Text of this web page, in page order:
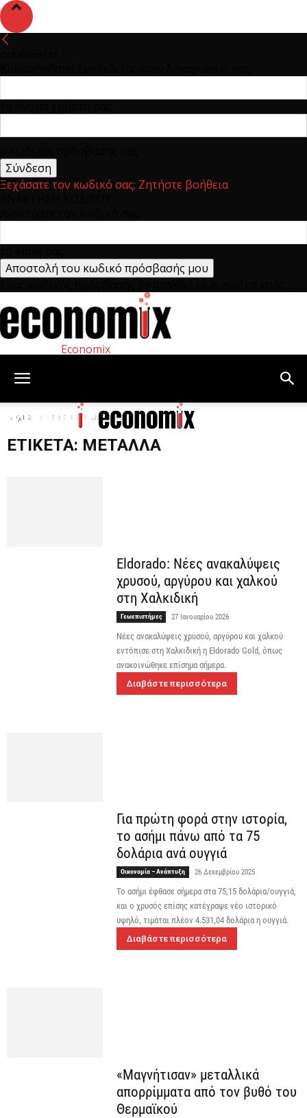
Ξεχάσατε τον κωδικό σας; Ζητήστε βοήθεια
Economix
Αρχική Ετικέτες μέταλλα
ΕΤΙΚΈΤΑ: ΜΈΤΑΛΛΑ
Eldorado: Νέες ανακαλύψεις
χρυσού, αργύρου και χαλκού
στη Χαλκιδική
Γεωεπιστήμες 27 Ιανουαρίου 2026
Νέες ανακαλύψεις χρυσού, αργύρου και χαλκού
εντόπισε στη Χαλκιδική η Eldorado Gold, όπως
ανακοινώθηκε επίσημα σήμερα.
Διαβάστε περισσότερα
Για πρώτη φορά στην ιστορία,
το ασήμι πάνω από τα 75
δολάρια ανά ουγγιά
Οικονομία – Ανάπτυξη 26 Δεκεμβρίου 2025
Το ασήμι έφθασε σήμερα στα 75,15 δολάρια/ουγγιά,
και ο χρυσός επίσης κατέγραψε νέο ιστορικό
υψηλό, τιμάται πλέον 4.531,04 δολάρια η ουγγιά.
Διαβάστε περισσότερα
«Μαγνήτισαν» μεταλλικά
απορρίμματα από τον βυθό του
Θερμαϊκού